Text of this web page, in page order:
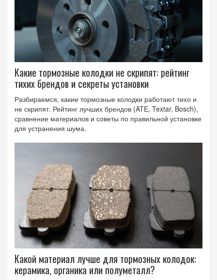
Какие тормозные колодки не скрипят: рейтинг
тихих брендов и секреты установки
Разбираемся, какие тормозные колодки работают тихо и
не скрипят. Рейтинг лучших брендов (ATE, Textar, Bosch),
сравнение материалов и советы по правильной установке
для устранения шума.
Какой материал лучше для тормозных колодок:
керамика, органика или полуметалл?